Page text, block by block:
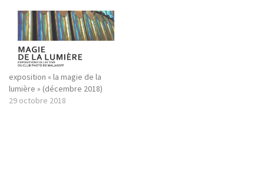
exposition « la magie de la
lumière » (décembre 2018)
29 octobre 2018